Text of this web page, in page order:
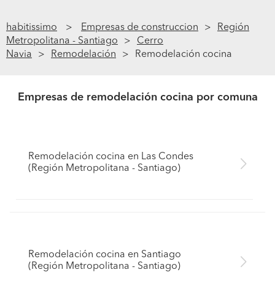
habitissimo Empresas de construccion
Región
Metropolitana - Santiago
Cerro
Navia
Remodelación Remodelación cocina
Empresas de remodelación cocina por comuna
Remodelación cocina en Las Condes
(Región Metropolitana - Santiago)
Remodelación cocina en Santiago
(Región Metropolitana - Santiago)